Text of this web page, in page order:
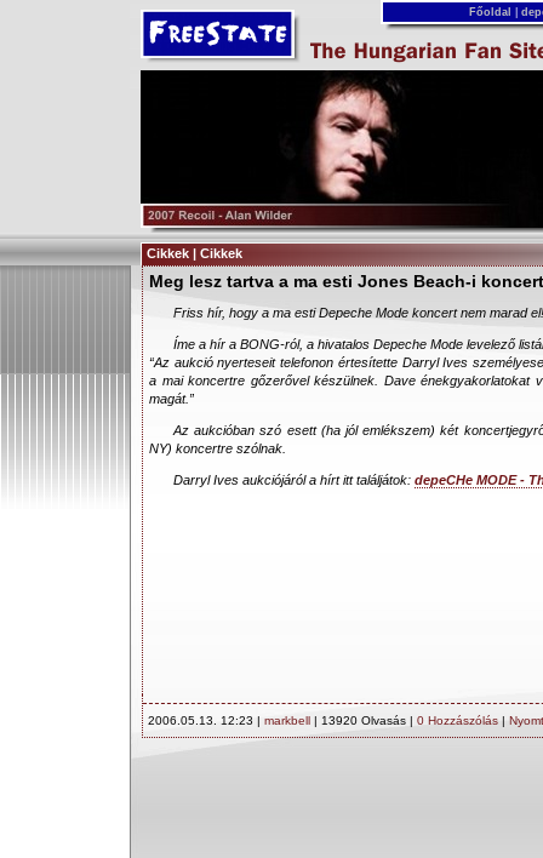
Főoldal
Cikkek | Cikkek
Meg lesz tartva a ma esti Jones Beach-i koncert
Friss hír, hogy a ma esti Depeche Mode koncert nem marad el!
Íme a hír a BONG-ról, a hivatalos Depeche Mode levelező
“Az aukció nyerteseit telefonon értesítette Darryl Ives
a mai koncertre gőzerővel készülnek. Dave énekgyakorlatokat
magát.”
Az aukcióban szó esett (ha jól emlékszem) két
NY) koncertre szólnak.
Darryl Ives aukciójáról a hírt itt találjátok: depeCHe MODE -
2006.05.13. 12:23 | markbell | 13920 Olvasás | 0 Hozzászólás |